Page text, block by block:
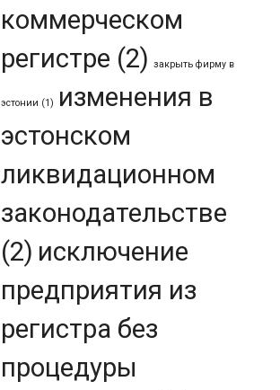
коммерческом
регистре (2) закрыть фирму в
эстонии (1)
изменения в
эстонском
ликвидационном
законодательстве
(2) исключение
предприятия из
регистра без
процедуры